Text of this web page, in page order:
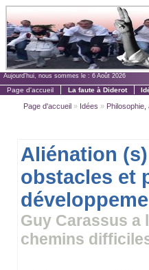
Aujourd'hui, nous sommes le : 6 Août 2026
Page d'accueil La faute à Diderot
Page d'accueil » Idées » Philosophie,
Aliénation
obstacles et
Guy Carassus a
chemins